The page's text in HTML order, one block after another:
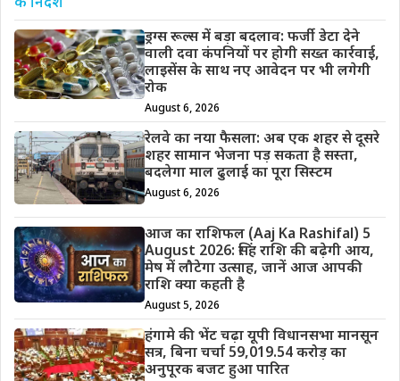
ड्रग्स रूल्स में बड़ा बदलाव: फर्जी डेटा देने
वाली दवा कंपनियों पर होगी सख्त कार्रवाई,
लाइसेंस के साथ नए आवेदन पर भी लगेगी
रोक
August 6, 2026
रेलवे का नया फैसला: अब एक शहर से दूसरे
शहर सामान भेजना पड़ सकता है सस्ता,
बदलेगा माल ढुलाई का पूरा सिस्टम
August 6, 2026
आज का राशिफल (Aaj Ka Rashifal) 5
August 2026: सिंह राशि की बढ़ेगी आय,
मेष में लौटेगा उत्साह, जानें आज आपकी
राशि क्या कहती है
August 5, 2026
हंगामे की भेंट चढ़ा यूपी विधानसभा मानसून
सत्र, बिना चर्चा 59,019.54 करोड़ का
अनुपूरक बजट हुआ पारित